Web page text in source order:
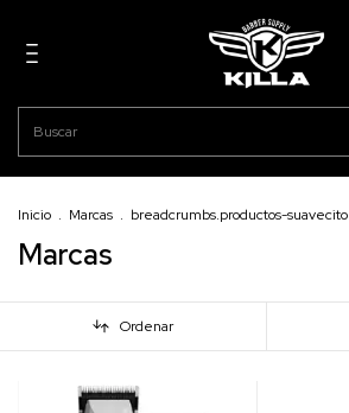
Inicio . Marcas . breadcrumbs.productos-suavecito
Marcas
Ordenar